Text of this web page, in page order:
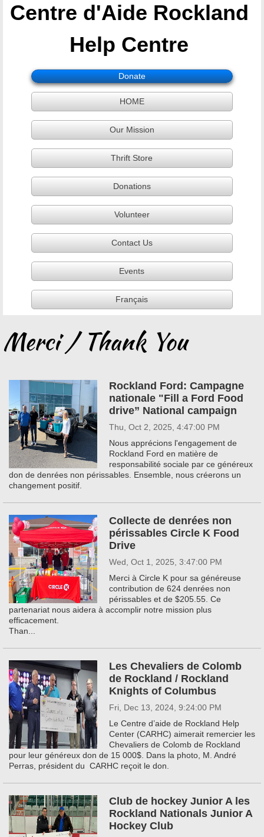
Centre d'Aide Rockland ​​
Help Centre
Donate
HOME
Our Mission
Thrift Store
Donations
Volunteer
Contact Us
Events
Français
Merci / Thank You
Rockland Ford: Campagne
nationale "Fill a Ford Food
drive” National campaign
Thu, Oct 2, 2025, 4:47:00 PM
Nous apprécions l'engagement de
Rockland Ford en matière de
responsabilité sociale par ce généreux
don de denrées non périssables. Ensemble, nous créerons un
changement positif.
Collecte de denrées non
périssables Circle K Food
Drive
Wed, Oct 1, 2025, 3:47:00 PM
Merci à Circle K pour sa généreuse
contribution de 624 denrées non
périssables et de $205.55. Ce
partenariat nous aidera à accomplir notre mission plus
efficacement.
Than...
Les Chevaliers de Colomb
de Rockland / Rockland
Knights of Columbus
Fri, Dec 13, 2024, 9:24:00 PM
Le Centre d’aide de Rockland Help
Center (CARHC) aimerait remercier les
Chevaliers de Colomb de Rockland
pour leur généreux don de 15 000$. Dans la photo, M. André
Perras, président du CARHC reçoit le don.
Club de hockey Junior A les
Rockland Nationals Junior A
Hockey Club